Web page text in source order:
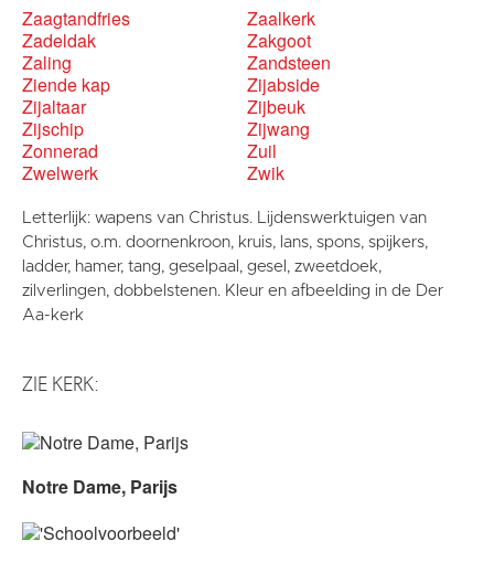
Zaagtandfries
Zaalkerk
Zadeldak
Zakgoot
Zaling
Zandsteen
Ziende kap
Zijabside
Zijaltaar
Zijbeuk
Zijschip
Zijwang
Zonnerad
Zuil
Zwelwerk
Zwik
Letterlijk: wapens van Christus. Lijdenswerktuigen van
Christus, o.m. doornenkroon, kruis, lans, spons, spijkers,
ladder, hamer, tang, geselpaal, gesel, zweetdoek,
zilverlingen, dobbelstenen. Kleur en afbeelding in de Der
Aa-kerk
ZIE KERK:
Notre Dame, Parijs